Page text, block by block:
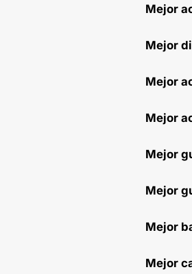
Mejor
Mejor
Mejor
Mejor
Mejor
Mejor
Mejor
Mejor